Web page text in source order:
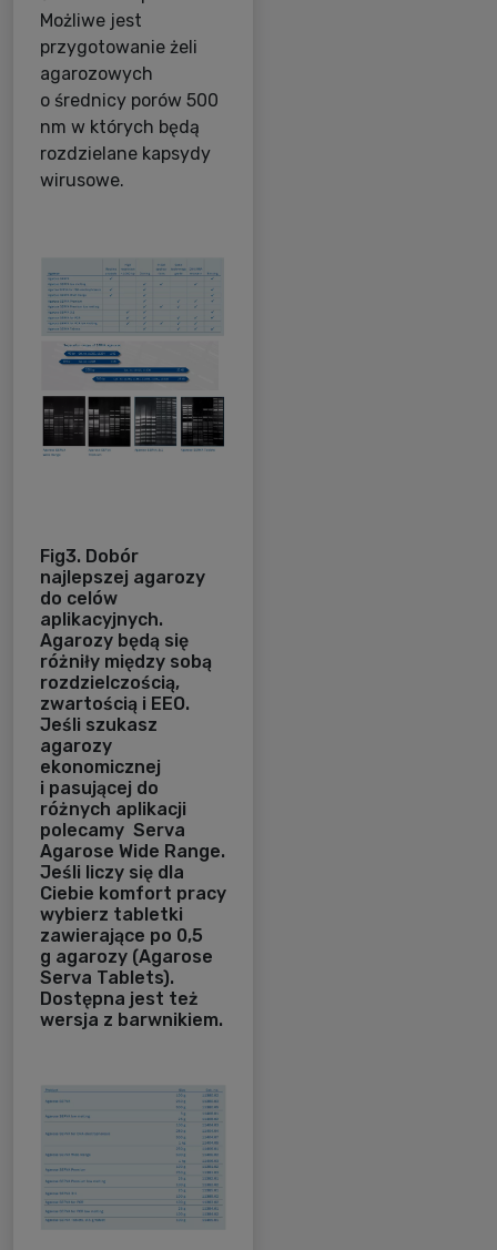
Możliwe jest
przygotowanie żeli
agarozowych
o średnicy porów 500
nm w których będą
rozdzielane kapsydy
wirusowe.
Fig3. Dobór
najlepszej agarozy
do celów
aplikacyjnych.
Agarozy będą się
różniły między sobą
rozdzielczością,
zwartością i EEO.
Jeśli szukasz
agarozy
ekonomicznej
i pasującej do
różnych aplikacji
polecamy Serva
Agarose Wide Range.
Jeśli liczy się dla
Ciebie komfort pracy
wybierz tabletki
zawierające po 0,5
g agarozy (Agarose
Serva Tablets).
Dostępna jest też
wersja z barwnikiem.